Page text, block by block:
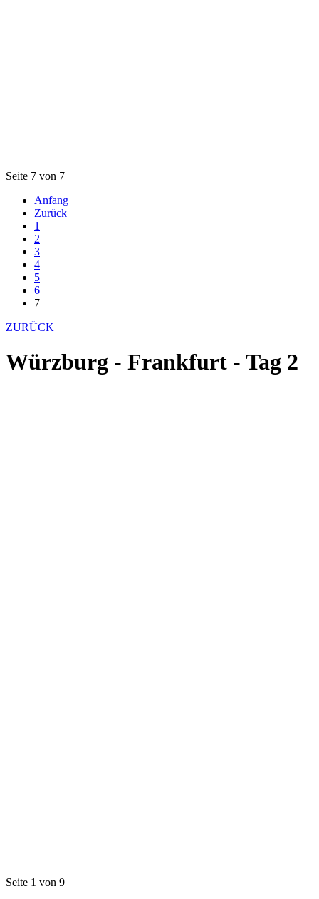
Seite 7 von 7
Anfang
Zurück
1
2
3
4
5
6
7
ZURÜCK
Würzburg - Frankfurt - Tag 2
Seite 1 von 9